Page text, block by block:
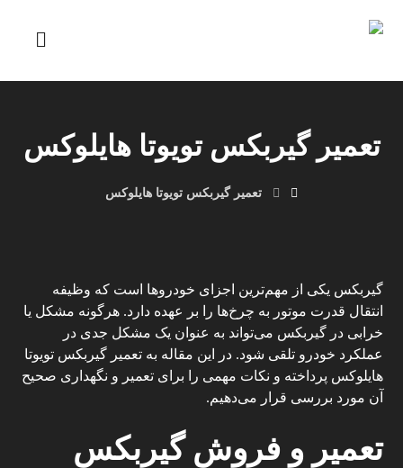
تعمیر گیربکس تویوتا هایلوکس
تعمیر گیربکس تویوتا هایلوکس
گیربکس یکی از مهم‌ترین اجزای خودروها است که وظیفه
انتقال قدرت موتور به چرخ‌ها را بر عهده دارد. هرگونه مشکل یا
خرابی در گیربکس می‌تواند به عنوان یک مشکل جدی در
عملکرد خودرو تلقی شود. در این مقاله به تعمیر گیربکس تویوتا
هایلوکس پرداخته و نکات مهمی را برای تعمیر و نگهداری صحیح
آن مورد بررسی قرار می‌دهیم.
تعمیر و فروش گیربکس